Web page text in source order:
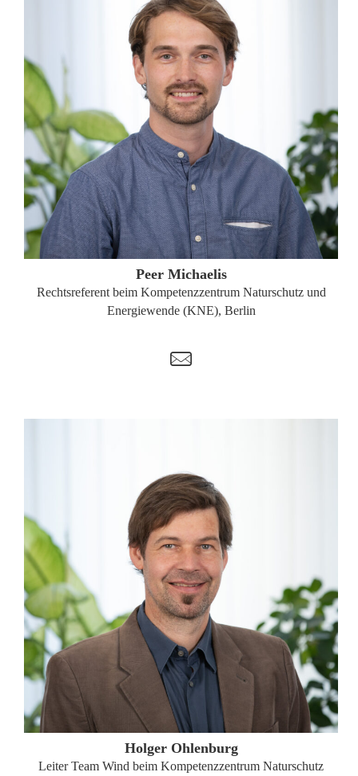
ZUM PROFIL
Peer Michaelis
Rechtsreferent beim Kompetenzzentrum Naturschutz und
Energiewende (KNE), Berlin
t
ZUM PROFIL
Holger Ohlenburg
Leiter Team Wind beim Kompetenzzentrum Naturschutz